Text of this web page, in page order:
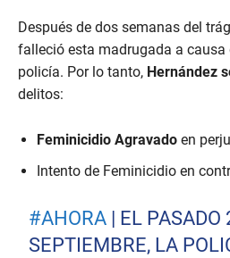
Después de dos semanas del
falleció esta madrugada a causa
policía. Por lo tanto, Hernández
delitos:
Feminicidio Agravado en
Intento de Feminicidio en
#AHORA | EL PASADO
SEPTIEMBRE, LA